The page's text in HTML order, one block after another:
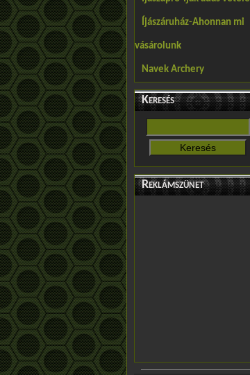
Íjászáruház-Ahonnan mi
vásárolunk
Navek Archery
Keresés
Reklámszünet